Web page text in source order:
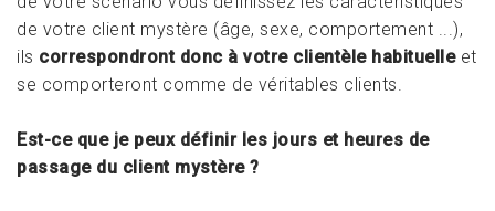
de votre client mystère (âge, sexe, comportement ...),
ils correspondront donc à votre clientèle habituelleet
se comporteront comme de véritables clients.
Est-ce que je peux définir les jours et heures de
passage du client mystère ?